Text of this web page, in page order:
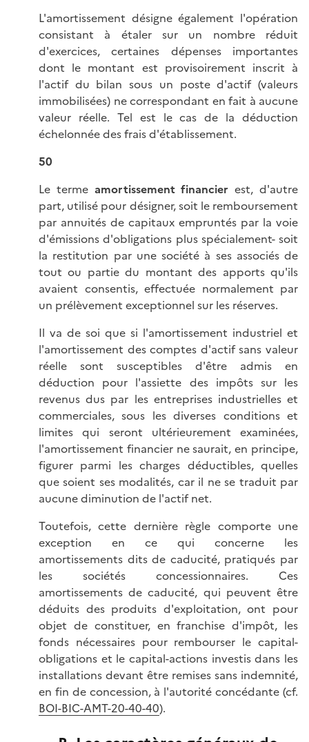
L'amortissement désigne également l'opération
consistant à étaler sur un nombre réduit
d'exercices, certaines dépenses importantes
dont le montant est provisoirement inscrit à
l'actif du bilan sous un poste d'actif (valeurs
immobilisées) ne correspondant en fait à aucune
valeur réelle. Tel est le cas de la déduction
échelonnée des frais d'établissement.
50
Le terme amortissement financier est, d'autre
part, utilisé pour désigner, soit le remboursement
par annuités de capitaux empruntés par la voie
d'émissions d'obligations plus spécialement- soit
la restitution par une société à ses associés de
tout ou partie du montant des apports qu'ils
avaient consentis, effectuée normalement par
un prélèvement exceptionnel sur les réserves.
Il va de soi que si l'amortissement industriel et
l'amortissement des comptes d'actif sans valeur
réelle sont susceptibles d'être admis en
déduction pour l'assiette des impôts sur les
revenus dus par les entreprises industrielles et
commerciales, sous les diverses conditions et
limites qui seront ultérieurement examinées,
l'amortissement financier ne saurait, en principe,
figurer parmi les charges déductibles, quelles
que soient ses modalités, car il ne se traduit par
aucune diminution de l'actif net.
Toutefois, cette dernière règle comporte une
exception en ce qui concerne les
amortissements dits de caducité, pratiqués par
les sociétés concessionnaires. Ces
amortissements de caducité, qui peuvent être
déduits des produits d'exploitation, ont pour
objet de constituer, en franchise d'impôt, les
fonds nécessaires pour rembourser le capital-
obligations et le capital-actions investis dans les
installations devant être remises sans indemnité,
en fin de concession, à l'autorité concédante (cf.
BOI-BIC-AMT-20-40-40).